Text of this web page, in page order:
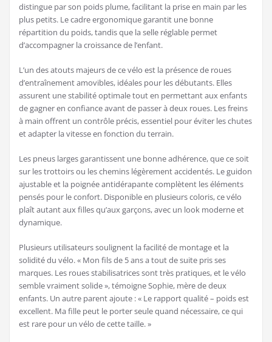
distingue par son poids plume, facilitant la prise en main par les
plus petits. Le cadre ergonomique garantit une bonne
répartition du poids, tandis que la selle réglable permet
d’accompagner la croissance de l’enfant.
L’un des atouts majeurs de ce vélo est la présence de roues
d’entraînement amovibles, idéales pour les débutants. Elles
assurent une stabilité optimale tout en permettant aux enfants
de gagner en confiance avant de passer à deux roues. Les freins
à main offrent un contrôle précis, essentiel pour éviter les chutes
et adapter la vitesse en fonction du terrain.
Les pneus larges garantissent une bonne adhérence, que ce soit
sur les trottoirs ou les chemins légèrement accidentés. Le guidon
ajustable et la poignée antidérapante complètent les éléments
pensés pour le confort. Disponible en plusieurs coloris, ce vélo
plaît autant aux filles qu’aux garçons, avec un look moderne et
dynamique.
Plusieurs utilisateurs soulignent la facilité de montage et la
solidité du vélo. « Mon fils de 5 ans a tout de suite pris ses
marques. Les roues stabilisatrices sont très pratiques, et le vélo
semble vraiment solide », témoigne Sophie, mère de deux
enfants. Un autre parent ajoute : « Le rapport qualité – poids est
excellent. Ma fille peut le porter seule quand nécessaire, ce qui
est rare pour un vélo de cette taille. »